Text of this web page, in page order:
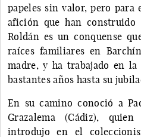
papeles sin valor, pero para
afición que han construido
Roldán es un conquense
raíces familiares en
madre, y ha trabajado en
bastantes años hasta su
En su camino conoció a
Grazalema (Cádiz),
introdujo en el